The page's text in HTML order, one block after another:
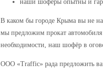
наши шофёры опытны и
В каком бы городе Крыма вы не
мы предложим прокат
необходимости, наш шофёр в
ООО «Traffic» рада предложить